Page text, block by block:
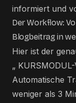
informiert und
Der Workflow:
Blogbeitrag in
Hier ist der
„
Automatische
weniger als 3